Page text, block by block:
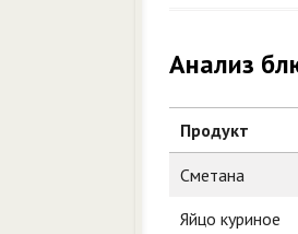
Анализ
Продукт
Сметана
Яйцо куриное